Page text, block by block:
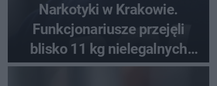
Narkotyki w Krakowie.
Funkcjonariusze przejęli
blisko 11 kg nielegalnych
substancji